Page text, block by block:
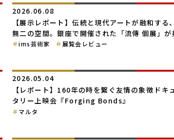
2026.06.08
【展示レポート】伝統と現代アートが融和する
無二の空間。銀座で開催された「流傳 個展」が
た書の新たな可能性
ims芸術家 展覧会レビュー
2026.05.04
【レポート】160年の時を繋ぐ友情の象徴――ドキ
タリー上映会『Forging Bonds』
マルタ